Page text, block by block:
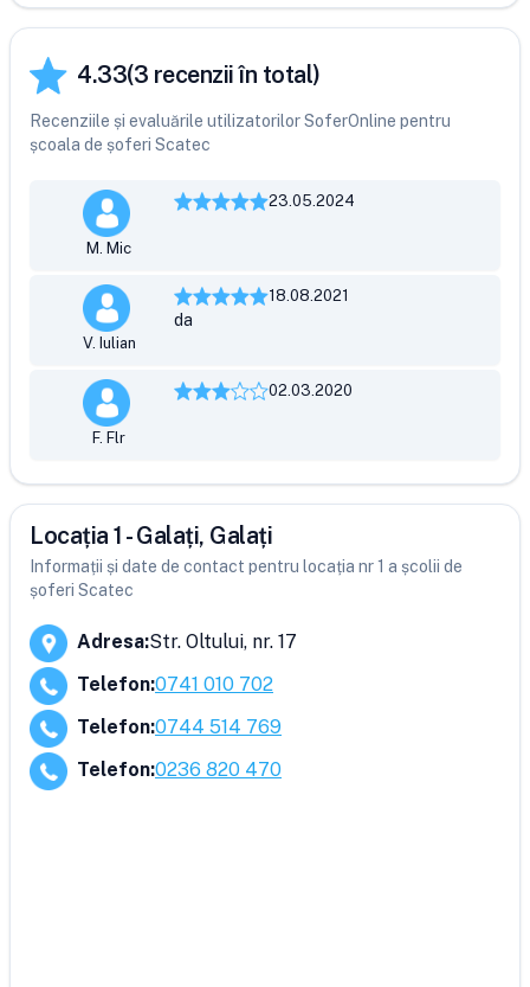
4.33(3 recenzii în total)
Recenziile și evaluările utilizatorilor SoferOnline pentru
școala de șoferi Scatec
M. Mic
23.05.2024
V. Iulian
18.08.2021
da
F. Flr
02.03.2020
Locația 1 - Galați, Galați
Informații și date de contact pentru locația nr 1 a școlii de
șoferi Scatec
Adresa:Str. Oltului, nr. 17
Telefon:0741 010 702
Telefon:0744 514 769
Telefon:0236 820 470